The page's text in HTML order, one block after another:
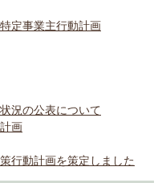
定事業主行動計画
況の公表について
画
行動計画を策定しました